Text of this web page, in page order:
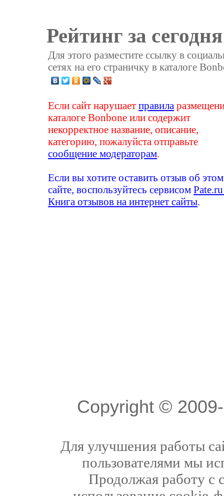
Рейтинг за
Для этого разместите ссылку в
сетях на его страничку в каталоге
Если сайт нарушаетправила
каталоге Bonbone или содержит
некорректное название, описание,
категорию, пожалуйста отправьте
сообщение модераторам
Если вы хотите оставить отзыв об этом
сайте, воспользуйтесь сервисом
Книга отзывов на интернет сайты
Copyright ©
Для улучшения работы
пользователями мы
Продолжая работу с